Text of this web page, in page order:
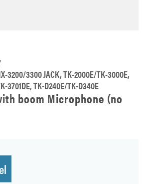
3200/3300 JACK, TK-2000E/TK-3000E,
3701DE, TK-D240E/TK-D340E
boom Microphone (no